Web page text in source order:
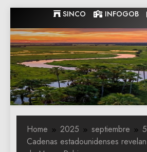
to
content
SINCO INFOGOB
de
Home 2025 septiembre
5
Cadenas estadounidenses